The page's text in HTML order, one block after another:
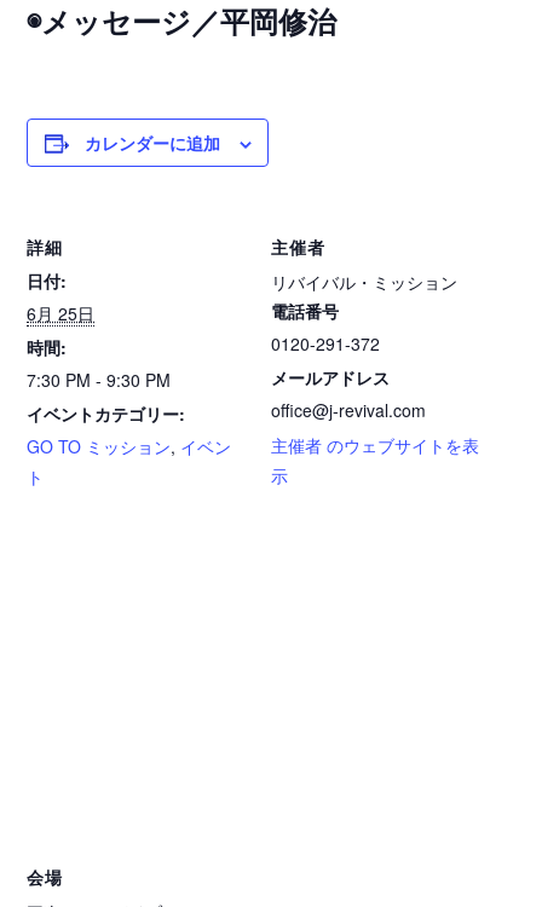
◉メッセージ／平岡修治
カレンダーに追加
詳細
日付:
6月 25日
時間:
7:30 PM - 9:30 PM
イベントカテゴリー:
GO TO ミッション, イベン
ト
主催者
リバイバル・ミッション
電話番号
0120-291-372
メールアドレス
office@j-revival.com
主催者 のウェブサイトを表
示
会場